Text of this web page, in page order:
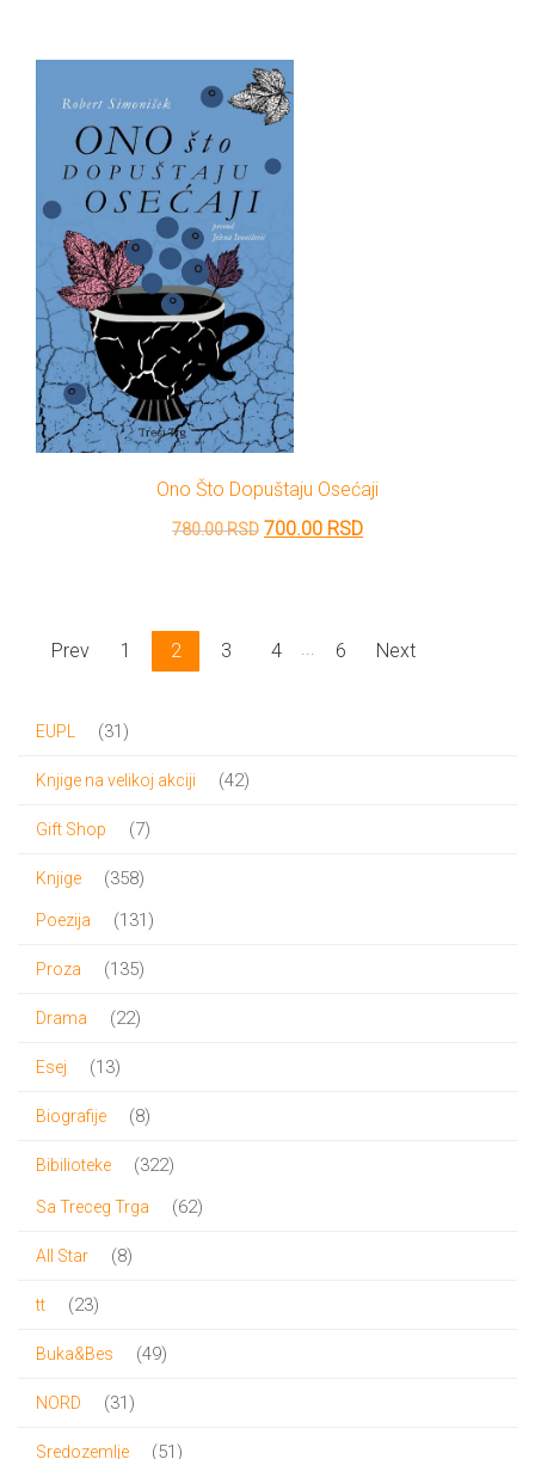
bila:
1,800.00 RSD.
Ono Što Dopuštaju Osećaji
780.00RSD Originalna
700.00 RSDTrenutna
Prev 1 2 3 4 ... 6 Next
EUPL 3131
Knjige na velikoj akciji 4242
Gift Shop 77
Knjige 358358
proizvoda
Poezija 131131
Proza 135135
Drama 2222
Esej 1313
Biografije 88
Bibilioteke 322322
proizvoda
Sa Treceg Trga 6262
All Star 88
tt 2323
Buka&Bes 4949
NORD 3131
Sredozemlje 5151